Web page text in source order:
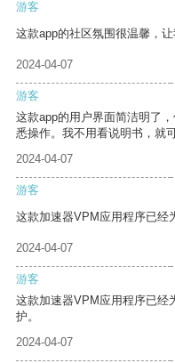
游客
这款app的社区氛围很温馨，让
2024-04-07
游客
这款app的用户界面简洁明了
悉操作。我不用看说明书，就
2024-04-07
游客
这款加速器VPM应用程序已经
2024-04-07
游客
这款加速器VPM应用程序已经
护。
2024-04-07